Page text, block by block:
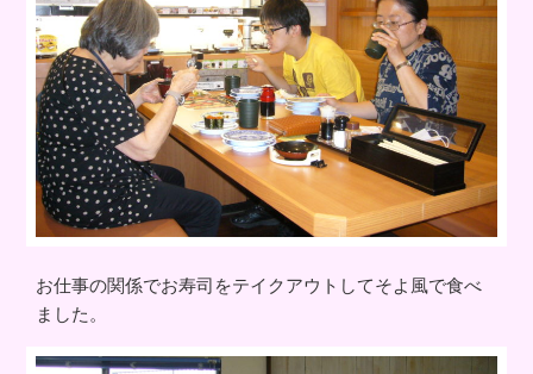
お仕事の関係でお寿司をテイクアウトしてそよ風で食べ
ました。